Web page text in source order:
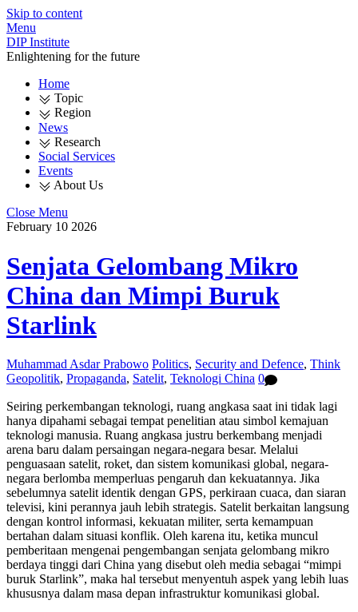
Skip to content
Menu
DIP Institute
Enlightening for the future
Home
Topic
Region
News
Research
Social Services
Events
About Us
Close Menu
February 10 2026
Senjata Gelombang Mikro
China dan Mimpi Buruk
Starlink
Muhammad Asdar Prabowo Politics, Security and Defence, Think
Geopolitik, Propaganda, Satelit, Teknologi China 0
Seiring perkembangan teknologi, ruang angkasa saat ini tidak lagi
hanya dipahami sebagai tempat penelitian atau simbol kemajuan
teknologi manusia. Ruang angkasa justru berkembang menjadi
arena baru dalam persaingan negara-negara besar. Melalui
penguasaan satelit, roket, dan sistem komunikasi global, negara-
negara berlomba memperluas pengaruh dan kekuatannya. Jika
sebelumnya satelit identik dengan GPS, perkiraan cuaca, dan siaran
televisi, kini perannya jauh lebih strategis. Satelit berkaitan langsung
dengan kontrol informasi, kekuatan militer, serta kemampuan
bertahan dalam situasi konflik. Oleh karena itu, ketika muncul
pemberitaan mengenai pengembangan senjata gelombang mikro
berdaya tinggi dari China yang disebut oleh media sebagai “mimpi
buruk Starlink”, maka hal tersebut menyentuh aspek yang lebih luas
khususnya dalam masa depan infrastruktur komunikasi global.